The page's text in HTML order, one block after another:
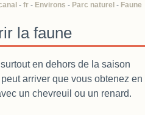
- fr - Environs - Parc naturel - Faune
la faune
en dehors de la saison
arriver que vous obtenez en
un chevreuil ou un renard.